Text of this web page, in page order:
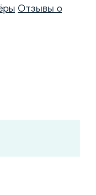
Отзывы о